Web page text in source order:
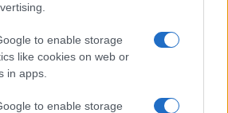
to enable storage
like cookies on web or
in apps.
to enable storage